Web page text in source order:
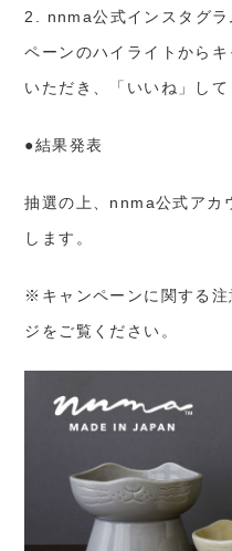
2. nnma公式インスタグ
ペーンのハイライトから
いただき、「いいね」して
●結果発表
抽選の上、nnma公式アカ
します。
※キャンペーンに関する注
ジをご覧ください。